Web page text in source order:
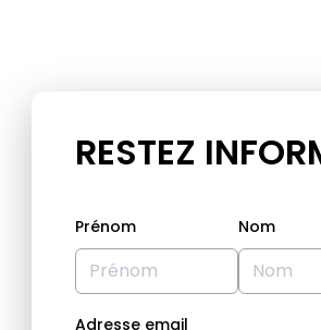
RESTEZ
Prénom Nom
Adresse email